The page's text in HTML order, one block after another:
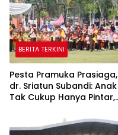
BERITA TERKINI
Pesta Pramuka Prasiaga,
dr. Sriatun Subandi: Anak
Tak Cukup Hanya Pintar,
Dibentuk Sejak Dini